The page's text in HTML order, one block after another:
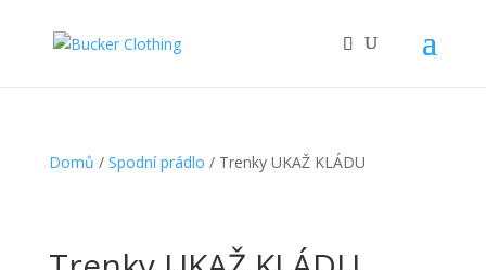
Domů / Spodní prádlo / Trenky UKAŽ KLÁDU